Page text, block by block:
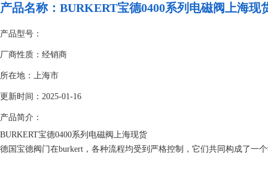
产品名称：BURKERT宝德0400系列电磁阀上海现
产品型号：
厂商性质：经销商
所在地：上海市
更新时间：2025-01-16
产品简介：
BURKERT宝德0400系列电磁阀上海现货
德国宝德阀门在burkert，各种流程均受到严格控制，它们共同构成了一